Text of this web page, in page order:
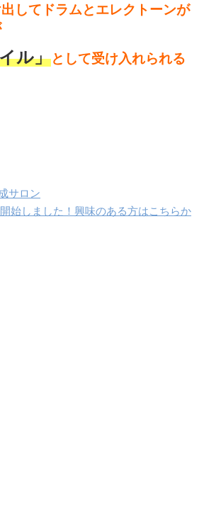
してドラムとエレクトーンが
ル」として受け入れられる
サロン
始しました！興味のある方はこちらか